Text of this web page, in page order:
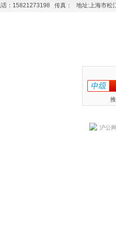
话：15821273198 传真： 地址:上海市
沪公